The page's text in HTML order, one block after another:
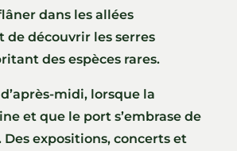
dans les allées
de découvrir les serres
des espèces rares.
midi, lorsque la
et que le port s’embrase de
Des expositions, concerts et